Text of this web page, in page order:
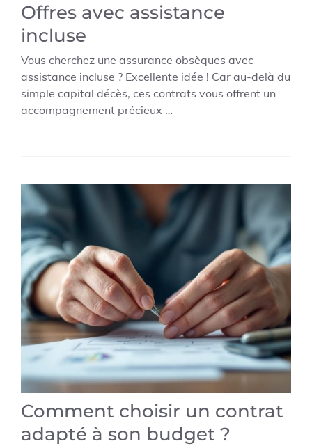
Offres avec assistance
incluse
Vous cherchez une assurance obsèques avec
assistance incluse ? Excellente idée ! Car au-delà du
simple capital décès, ces contrats vous offrent un
accompagnement précieux …
Comment choisir un contrat
adapté à son budget ?